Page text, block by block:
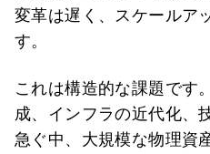
変革は遅く、スケールア
す。
これは構造的な課題です
成、インフラの近代化、
急ぐ中、大規模な物理資